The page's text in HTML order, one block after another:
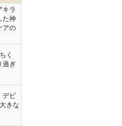
キラ
た神
アの
く
過ぎ
デビ
きな